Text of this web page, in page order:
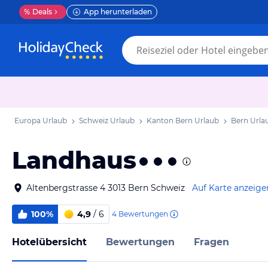
% Deals App herunterladen
Europa Urlaub Schweiz Urlaub Kanton Bern Urlaub Bern
Landhaus
Altenbergstrasse 4 3013 Bern Schweiz Auf Karte
100% 4,9 / 6 4 Bewertungen
Hotelübersicht Bewertungen Fragen